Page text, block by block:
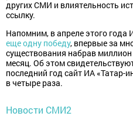
других СМИ и влиятельность
ссылку.
Напомним, в апреле этого года
еще одну победу, впервые за
существования набрав
месяц. Об этом
последний год сайт ИА «Татар-
в четыре раза.
Новости СМИ2